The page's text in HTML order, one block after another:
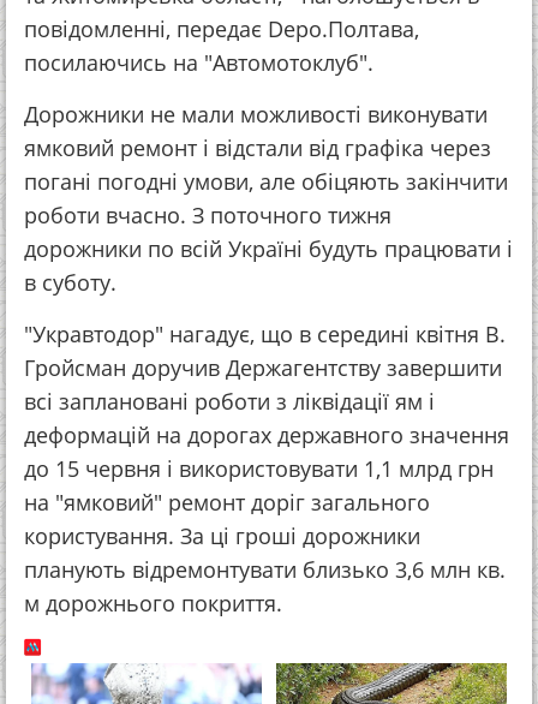
повідомленні, передає Depo.Полтава,
посилаючись на "Автомотоклуб".
Дорожники не мали можливості виконувати
ямковий ремонт і відстали від графіка через
погані погодні умови, але обіцяють закінчити
роботи вчасно. З поточного тижня
дорожники по всій Україні будуть працювати і
в суботу.
"Укравтодор" нагадує, що в середині квітня В.
Гройсман доручив Держагентству завершити
всі заплановані роботи з ліквідації ям і
деформацій на дорогах державного значення
до 15 червня і використовувати 1,1 млрд грн
на "ямковий" ремонт доріг загального
користування. За ці гроші дорожники
планують відремонтувати близько 3,6 млн кв.
м дорожнього покриття.